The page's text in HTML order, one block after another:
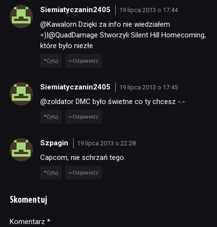
Siemiatyczanin2405 19 lipca 2013 o 17:44
@Kawalorn Dzięki za info nie wiedziałem
=)|@QuadDamage Stworzyli Silent Hill Homecoming,
które było niezłe
Cytuj Odpowiedz
Siemiatyczanin2405 19 lipca 2013 o 17:45
@zoldator DMC było świetne co ty chcesz -.-
Cytuj Odpowiedz
Szpagin 19 lipca 2013 o 22:28
Capcom, nie schrzań tego.
Cytuj Odpowiedz
Skomentuj
Komentarz *
Alternative: